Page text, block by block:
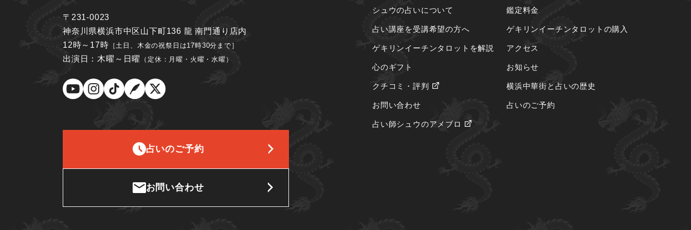
〒231-0023
神奈川県横浜市中区山下町136 龍 南門通り店内
12時～17時 ［土日、木金の祝祭日は17時30分まで］
出演日：木曜～日曜 （定休：月曜・火曜・水曜）
占いのご予約
お問い合わせ
シュウの占いについて 鑑定料金
占い講座を受講希望の方へ ゲキリンイーチンタロットの購入
ゲキリンイーチンタロットを解説 アクセス
心のギフト お知らせ
クチコミ・評判 横浜中華街と占いの歴史
お問い合わせ 占いのご予約
占い師シュウのアメブロ